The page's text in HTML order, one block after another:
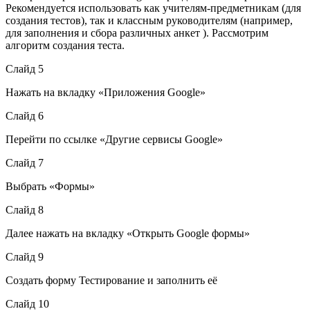
Рекомендуется использовать как учителям-предметникам (для
создания тестов), так и классным руководителям (например,
для заполнения и сбора различных анкет ). Рассмотрим
алгоритм создания теста.
Слайд 5
Нажать на вкладку «Приложения Google»
Слайд 6
Перейти по ссылке «Другие сервисы Google»
Слайд 7
Выбрать «Формы»
Слайд 8
Далее нажать на вкладку «Открыть Google формы»
Слайд 9
Создать форму Тестирование и заполнить её
Слайд 10